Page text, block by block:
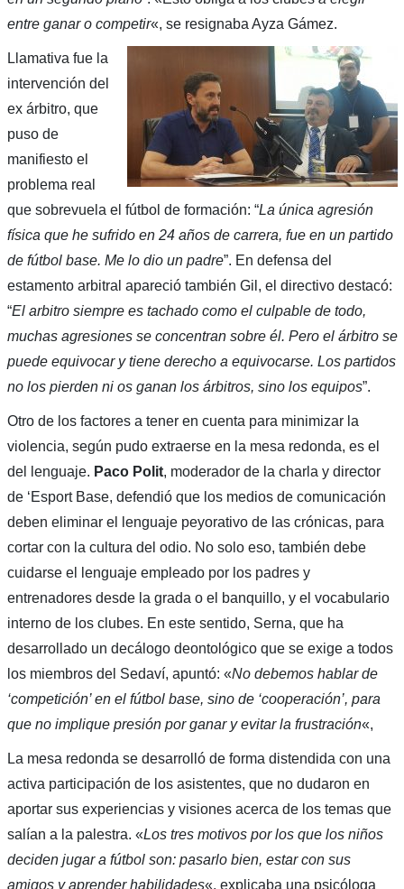
entre ganar o competir«, se resignaba Ayza Gámez.
Llamativa fue la
intervención del
ex árbitro, que
puso de
manifiesto el
problema real
que sobrevuela el fútbol de formación: “La única agresión
física que he sufrido en 24 años de carrera, fue en un partido
de fútbol base. Me lo dio un padre”. En defensa del
estamento arbitral apareció también Gil, el directivo destacó:
“El arbitro siempre es tachado como el culpable de todo,
muchas agresiones se concentran sobre él. Pero el árbitro se
puede equivocar y tiene derecho a equivocarse. Los partidos
no los pierden ni os ganan los árbitros, sino los equipos”.
Otro de los factores a tener en cuenta para minimizar la
violencia, según pudo extraerse en la mesa redonda, es el
del lenguaje. Paco Polit, moderador de la charla y director
de ‘Esport Base, defendió que los medios de comunicación
deben eliminar el lenguaje peyorativo de las crónicas, para
cortar con la cultura del odio. No solo eso, también debe
cuidarse el lenguaje empleado por los padres y
entrenadores desde la grada o el banquillo, y el vocabulario
interno de los clubes. En este sentido, Serna, que ha
desarrollado un decálogo deontológico que se exige a todos
los miembros del Sedaví, apuntó: «No debemos hablar de
‘competición’ en el fútbol base, sino de ‘cooperación’, para
que no implique presión por ganar y evitar la frustración«,
La mesa redonda se desarrolló de forma distendida con una
activa participación de los asistentes, que no dudaron en
aportar sus experiencias y visiones acerca de los temas que
salían a la palestra. «Los tres motivos por los que los niños
deciden jugar a fútbol son: pasarlo bien, estar con sus
amigos y aprender habilidades«, explicaba una psicóloga